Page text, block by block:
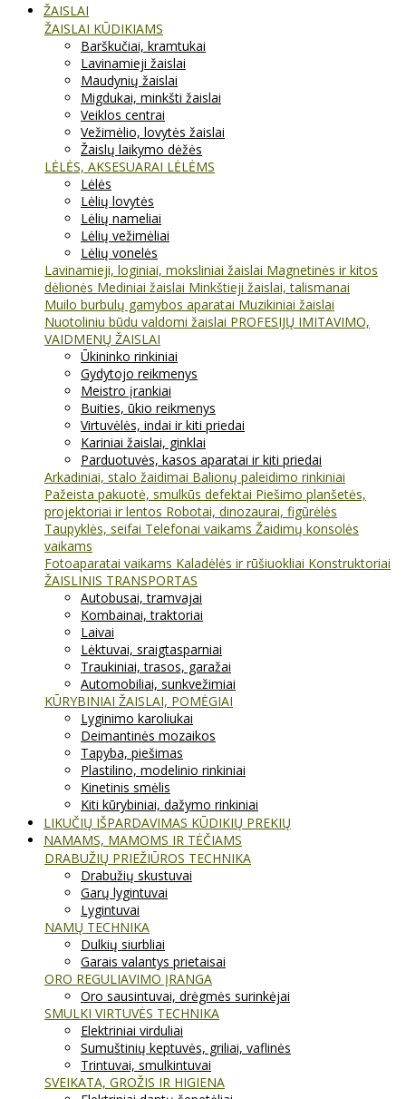
ŽAISLAI
ŽAISLAI KŪDIKIAMS
Barškučiai, kramtukai
Lavinamieji žaislai
Maudynių žaislai
Migdukai, minkšti žaislai
Veiklos centrai
Vežimėlio, lovytės žaislai
Žaislų laikymo dėžės
LĖLĖS, AKSESUARAI LĖLĖMS
Lėlės
Lėlių lovytės
Lėlių nameliai
Lėlių vežimėliai
Lėlių vonelės
Lavinamieji, loginiai, moksliniai žaislai Magnetinės ir kitos
dėlionės Mediniai žaislai Minkštieji žaislai, talismanai
Muilo burbulų gamybos aparatai Muzikiniai žaislai
Nuotoliniu būdu valdomi žaislai PROFESIJŲ IMITAVIMO,
VAIDMENŲ ŽAISLAI
Ūkininko rinkiniai
Gydytojo reikmenys
Meistro įrankiai
Buities, ūkio reikmenys
Virtuvėlės, indai ir kiti priedai
Kariniai žaislai, ginklai
Parduotuvės, kasos aparatai ir kiti priedai
Arkadiniai, stalo žaidimai Balionų paleidimo rinkiniai
Pažeista pakuotė, smulkūs defektai Piešimo planšetės,
projektoriai ir lentos Robotai, dinozaurai, figūrėlės
Taupyklės, seifai Telefonai vaikams Žaidimų konsolės
vaikams
Fotoaparatai vaikams Kaladėlės ir rūšiuokliai Konstruktoriai
ŽAISLINIS TRANSPORTAS
Autobusai, tramvajai
Kombainai, traktoriai
Laivai
Lėktuvai, sraigtasparniai
Traukiniai, trasos, garažai
Automobiliai, sunkvežimiai
KŪRYBINIAI ŽAISLAI, POMĖGIAI
Lyginimo karoliukai
Deimantinės mozaikos
Tapyba, piešimas
Plastilino, modelinio rinkiniai
Kinetinis smėlis
Kiti kūrybiniai, dažymo rinkiniai
LIKUČIŲ IŠPARDAVIMAS KŪDIKIŲ PREKIŲ
NAMAMS, MAMOMS IR TĖČIAMS
DRABUŽIŲ PRIEŽIŪROS TECHNIKA
Drabužių skustuvai
Garų lygintuvai
Lygintuvai
NAMŲ TECHNIKA
Dulkių siurbliai
Garais valantys prietaisai
ORO REGULIAVIMO ĮRANGA
Oro sausintuvai, drėgmės surinkėjai
SMULKI VIRTUVĖS TECHNIKA
Elektriniai virduliai
Sumuštinių keptuvės, griliai, vaflinės
Trintuvai, smulkintuvai
SVEIKATA, GROŽIS IR HIGIENA